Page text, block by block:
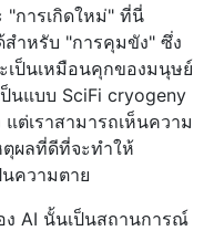
"การเกิดใหม่" ที่นี่
สำหรับ "การคุมขัง" ซึ่ง
เป็นเหมือนคุกของมนุษย์
นแบบ SciFi cryogeny
แต่เราสามารถเห็นความ
ตุผลที่ดีที่จะทำให้
ความตาย
ง AI นั้นเป็นสถานการณ์